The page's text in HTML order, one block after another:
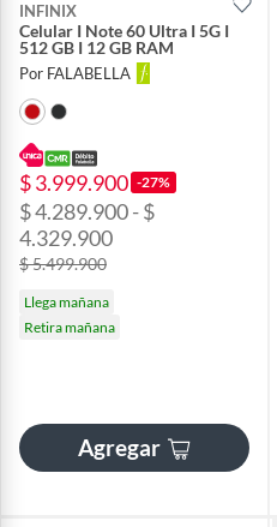
INFINIX
Celular I Note 60 Ultra I 5G I
512 GB I 12 GB RAM
Por FALABELLA
$ 3.999.900 -27%
$ 4.289.900 - $
4.329.900
$ 5.499.900
Llega mañana
Retira mañana
Agregar